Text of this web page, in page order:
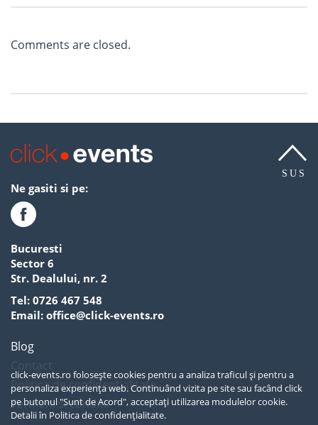
click-events.ro folosește cookies pentru a analiza traficul și pentru a
personaliza experiența web. Continuând vizita pe site sau facând click
pe butonul "Sunt de Acord", acceptați utilizarea modulelor cookie.
Detalii în Politica de confidențialitate.
Comments are closed.
SUS
Ne gasiti si pe:
Bucuresti
Sector 6
Str. Dealului, nr. 2
Tel: 0726 467 548
Email: office@click-events.ro
Blog
Politica de confidentialitate
Termeni si conditii